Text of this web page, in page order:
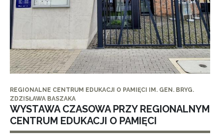
REGIONALNE CENTRUM EDUKACJI O PAMIĘCI IM. GEN. BRYG.
ZDZISŁAWA BASZAKA
WYSTAWA CZASOWA PRZY REGIONALNYM
CENTRUM EDUKACJI O PAMIĘCI